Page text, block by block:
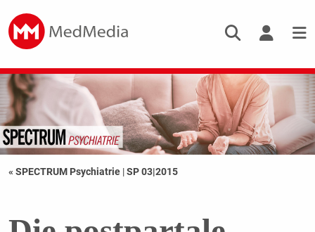
« SPECTRUM Psychiatrie |SP 03|2015